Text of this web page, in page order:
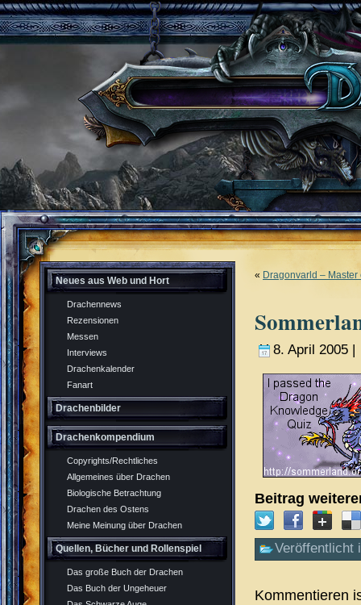
Neues aus Web und Hort
Drachennews
Rezensionen
Messen
Interviews
Drachenkalender
Fanart
Drachenbilder
Drachenkompendium
Copyrights/Rechtliches
Allgemeines über Drachen
Biologische Betrachtung
Drachen des Ostens
Meine Meinung über Drachen
Quellen, Bücher und Rollenspiel
Das große Buch der Drachen
Das Buch der Ungeheuer
« Dragonvarld – Master
8. April 2005 |
Beitrag
Veröffentlicht
Kommentieren